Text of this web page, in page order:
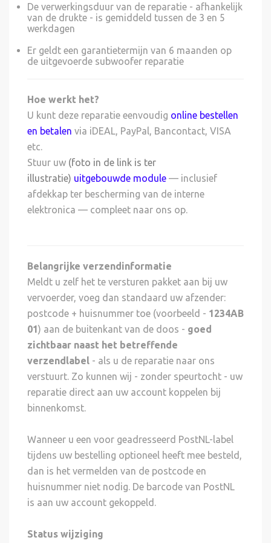
De verwerkingsduur van de reparatie - afhankelijk
van de drukte - is gemiddeld tussen de 3 en 5
werkdagen
Er geldt een garantietermijn van 6 maanden op
de uitgevoerde subwoofer reparatie
Hoe werkt het?
U kunt deze reparatie eenvoudig online bestellen
en betalen via iDEAL, PayPal, Bancontact, VISA
etc.
Stuur uw (foto in de link is ter
illustratie) uitgebouwde module — inclusief
afdekkap ter bescherming van de interne
elektronica — compleet naar ons op.
Belangrijke verzendinformatie
Meldt u zelf het te versturen pakket aan bij uw
vervoerder, voeg dan standaard uw afzender:
postcode + huisnummer toe (voorbeeld - 1234AB
01) aan de buitenkant van de doos - goed
zichtbaar naast het betreffende
verzendlabel - als u de reparatie naar ons
verstuurt. Zo kunnen wij - zonder speurtocht - uw
reparatie direct aan uw account koppelen bij
binnenkomst.
Wanneer u een voor geadresseerd PostNL-label
tijdens uw bestelling optioneel heeft mee besteld,
dan is het vermelden van de postcode en
huisnummer niet nodig. De barcode van PostNL
is aan uw account gekoppeld.
Status wijziging